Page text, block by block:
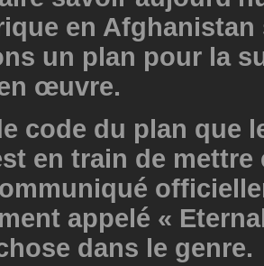
en
un plan pour la
œuvre.
code du plan que
en train de mettre
appelé «
dans le genre.